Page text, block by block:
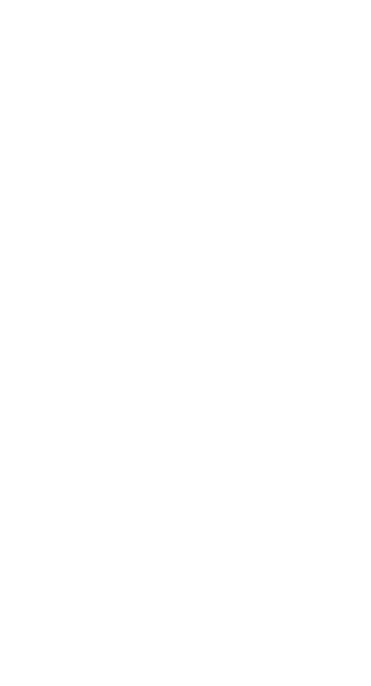
de base 6 pouces (gauche)
les mangas, les liseuses avec un grand
s’en tirer mieux que celles de 6 pouces
HD s’en sortent bien dans 95% des situations
qui s’en sortent pas trop mal :